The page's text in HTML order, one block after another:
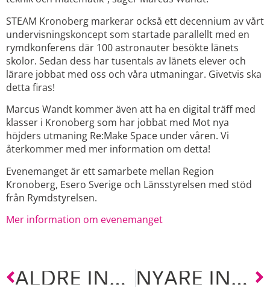
STEAM Kronoberg markerar också ett decennium av vårt
undervisningskoncept som startade parallellt med en
rymdkonferens där 100 astronauter besökte länets
skolor. Sedan dess har tusentals av länets elever och
lärare jobbat med oss och våra utmaningar. Givetvis ska
detta firas!
Marcus Wandt kommer även att ha en digital träff med
klasser i Kronoberg som har jobbat med Mot nya
höjders utmaning Re:Make Space under våren. Vi
återkommer med mer information om detta!
Evenemanget är ett samarbete mellan Region
Kronoberg, Esero Sverige och Länsstyrelsen med stöd
från Rymdstyrelsen.
Mer information om evenemanget
ÄLDRE INLÄGG NYARE INLÄGG